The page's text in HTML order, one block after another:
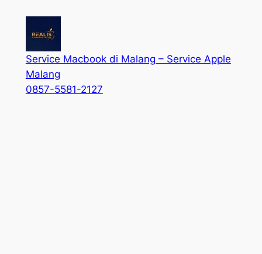
Service Macbook di Malang – Service Apple
Malang
0857-5581-2127